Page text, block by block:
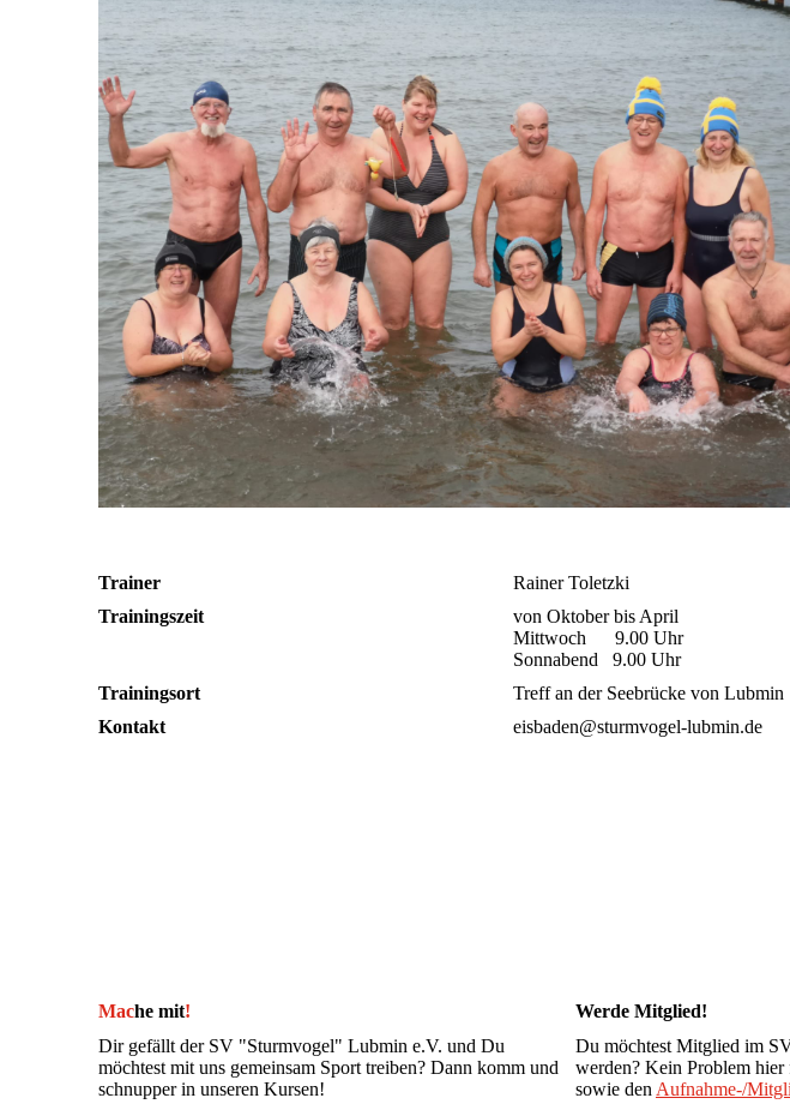
Trainer
Rainer Toletzki
Trainingszeit
von Oktober bis April
Mittwoch 9.00 Uhr
Sonnabend 9.00 Uhr
Trainingsort
Treff an der Seebrücke von Lubmin
Kontakt
eisbaden@sturmvogel-lubmin.de
Mache mit!
Dir gefällt der SV "Sturmvogel" Lubmin e.V. und Du
möchtest mit uns gemeinsam Sport treiben? Dann komm und
schnupper in unseren Kursen!
Werde Mitglied!
Du möchtest Mitglied im
werden? Kein Problem hier
sowie den Aufnahme-/